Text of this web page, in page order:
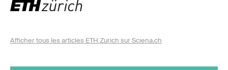
Afficher tous les articles ETH Zurich sur Sciena.ch